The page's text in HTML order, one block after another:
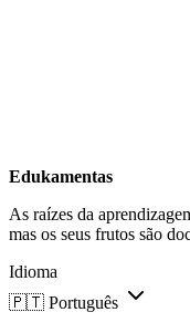
Edukamentas
As raízes da
mas os seus frutos são
Idioma
🇵🇹 Português